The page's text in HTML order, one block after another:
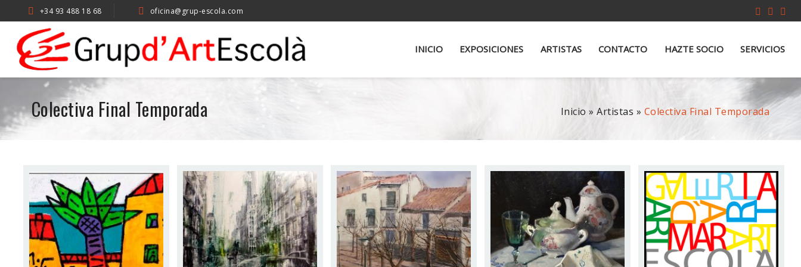
+34 93 488 18 68 oficina@grup-escola.com
INICIO EXPOSICIONES ARTISTAS CONTACTO HAZTE SOCIO SERVICIOS
Colectiva Final Temporada Inicio »Artistas » Colectiva Final Temporada
ADAM HLOBUS
Adam Hlobus (nacido el 29 de
septiembre de 1958; nombre y
apellido real es Vladimir V.
AIDA MAURI
ALBERT ESTRADA
VILARRASA
(Vic , 1934) Acuarelista y
consul honorario de la
ALBERTO MUÑOZ ALBERTO SAMPAOLI